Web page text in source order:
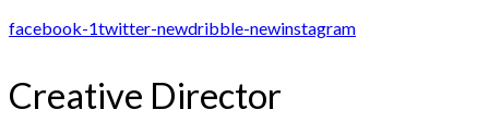
facebook-1twitter-newdribble-newinstagram
Creative Director